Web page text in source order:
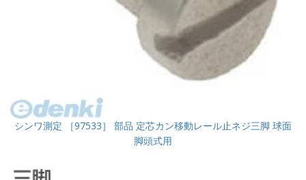
シンワ測定 ［97533］ 部品 定芯カン移動レール止ネジ三脚 球面
脚頭式用